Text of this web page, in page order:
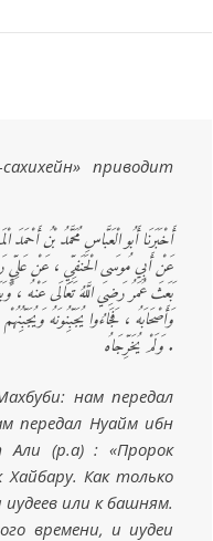
приводит
أَخْبَرَنَا أَبُو الْعَبَّاسِ مُحَمَّدُ بْنُ
عَنْ أَبِي مُوسَى الْحَنَفِيِّ ، عَنْ عَلِيٍّ
بَعَثَ عُمَرُ رَضِيَ اللَّهُ تَعَالَى عَنْهُ ،
وَأَصْحَابَهُ ، فَجَاءُوا يُجَبِّنُونَهُ
وَلَمْ يُخَرِّجَاهُ .
нам передал
передал Нуайм ибн
(р.а) : «Пророк
Хайбару. Как только
или к башням.
времени, и иудеи